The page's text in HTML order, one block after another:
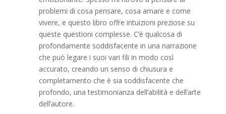
problemi di cosa pensare, cosa amare e come
vivere, e questo libro offre intuizioni preziose su
queste questioni complesse. C’è qualcosa di
profondamente soddisfacente in una narrazione
che può legare i suoi vari fili in modo così
accurato, creando un senso di chiusura e
completamento che è sia soddisfacente che
profondo, una testimonianza dell’abilità e dell’arte
dell’autore.